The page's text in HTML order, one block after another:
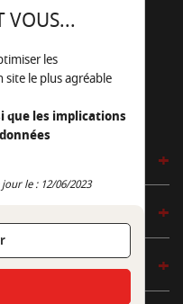
09
e-mail
VOUS...
les
le plus agréable
que les implications
le : 12/06/2023